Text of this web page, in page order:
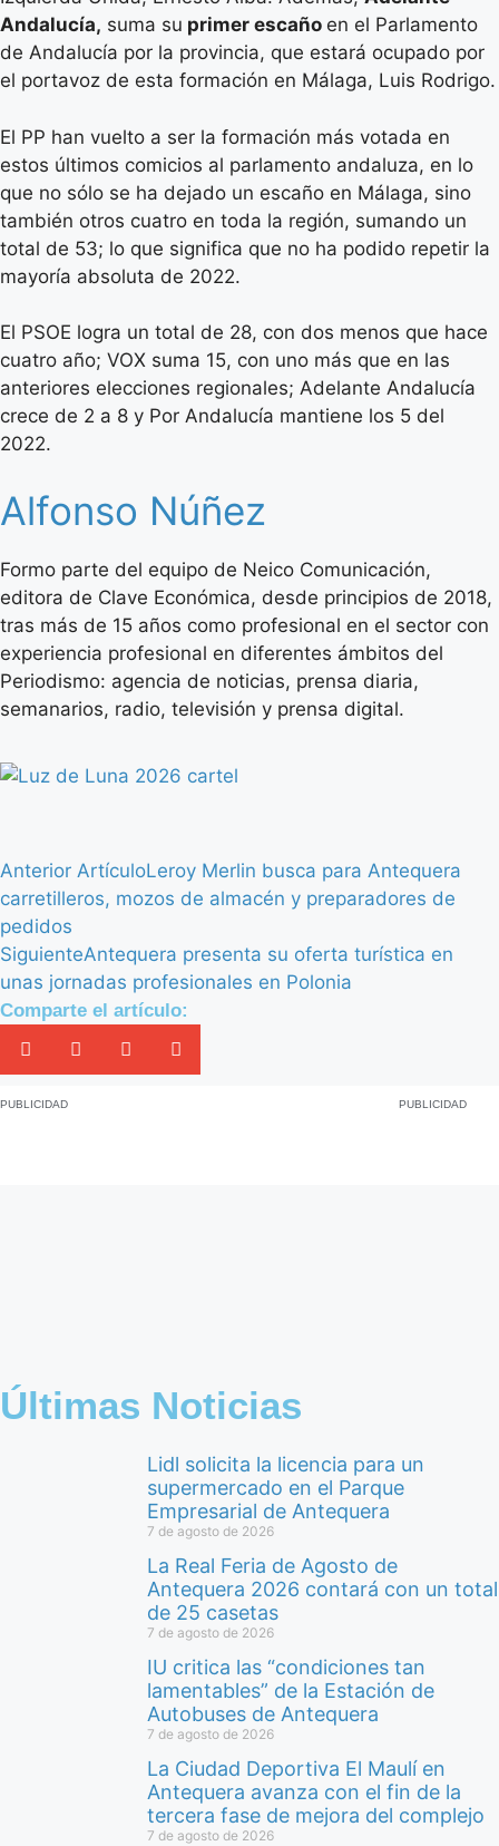
Andalucía, suma su primer escaño en el Parlamento
de Andalucía por la provincia, que estará ocupado por
el portavoz de esta formación en Málaga, Luis Rodrigo.
El PP han vuelto a ser la formación más votada en
estos últimos comicios al parlamento andaluza, en lo
que no sólo se ha dejado un escaño en Málaga, sino
también otros cuatro en toda la región, sumando un
total de 53; lo que significa que no ha podido repetir la
mayoría absoluta de 2022.
El PSOE logra un total de 28, con dos menos que hace
cuatro año; VOX suma 15, con uno más que en las
anteriores elecciones regionales; Adelante Andalucía
crece de 2 a 8 y Por Andalucía mantiene los 5 del
2022.
Alfonso Núñez
Formo parte del equipo de Neico Comunicación,
editora de Clave Económica, desde principios de 2018,
tras más de 15 años como profesional en el sector con
experiencia profesional en diferentes ámbitos del
Periodismo: agencia de noticias, prensa diaria,
semanarios, radio, televisión y prensa digital.
Anterior ArtículoLeroy Merlin busca para Antequera
carretilleros, mozos de almacén y preparadores de
pedidos
SiguienteAntequera presenta su oferta turística en
unas jornadas profesionales en Polonia
Comparte el artículo:
PUBLICIDAD PUBLICIDAD
Últimas Noticias
Lidl solicita la licencia para un
supermercado en el Parque
Empresarial de Antequera
7 de agosto de 2026
La Real Feria de Agosto de
Antequera 2026 contará con un total
de 25 casetas
7 de agosto de 2026
IU critica las “condiciones tan
lamentables” de la Estación de
Autobuses de Antequera
7 de agosto de 2026
La Ciudad Deportiva El Maulí en
Antequera avanza con el fin de la
tercera fase de mejora del complejo
7 de agosto de 2026